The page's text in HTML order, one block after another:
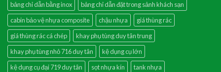
bảng chỉ dẫn bằng inox
bảng chỉ dẫn đặt trong sảnh khách sạn
cabin bảo vệ nhựa composite
chậu nhựa
giá thùng rác
giá thùng rác cá chép
khay phụ tùng duy tân trung
khay phụ tùng nhỏ 716 duy tân
kệ dụng cụ lớn
kệ dụng cụ đại 719 duy tân
sọt nhựa kín
tank nhựa